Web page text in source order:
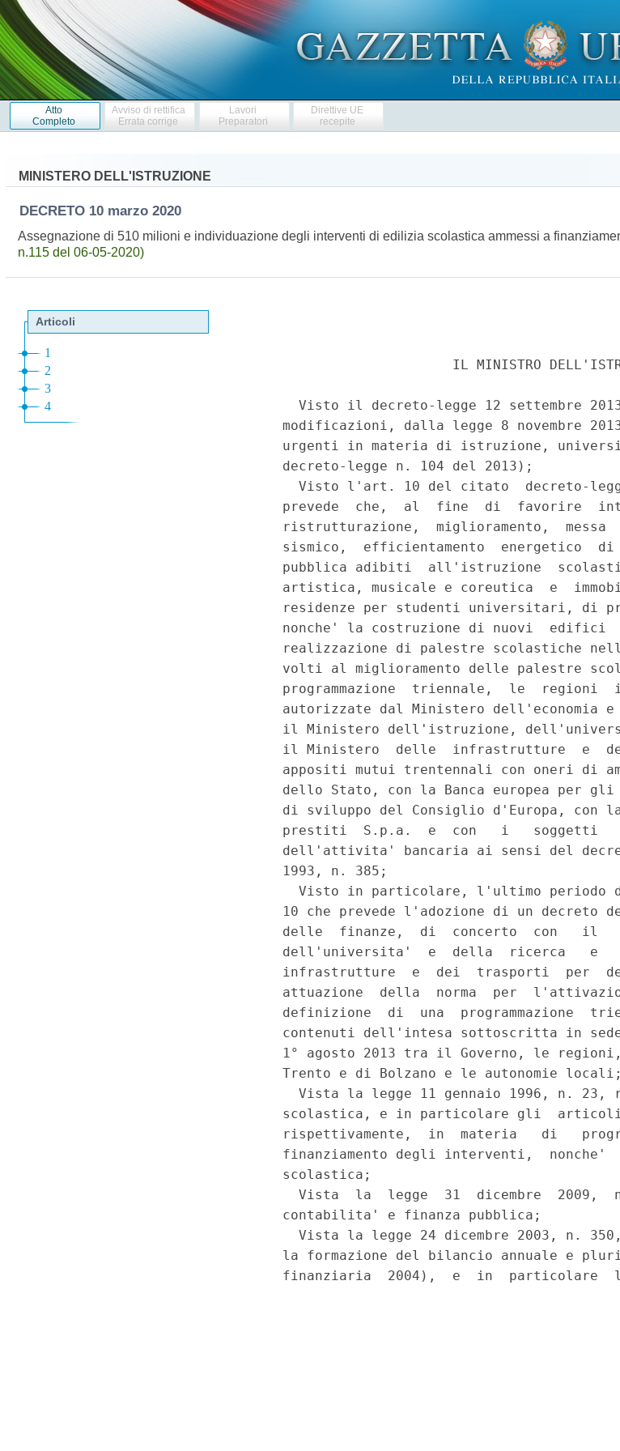
Atto
Completo
Avviso di rettifica
Errata corrige
Lavori
Preparatori
Direttive UE
recepite
MINISTERO DELL'ISTRUZIONE
DECRETO 10 marzo 2020
Assegnazione di 510 milioni e individuazione degli interventi di edilizia scolastica ammessi a
n.115 del 06-05-2020)